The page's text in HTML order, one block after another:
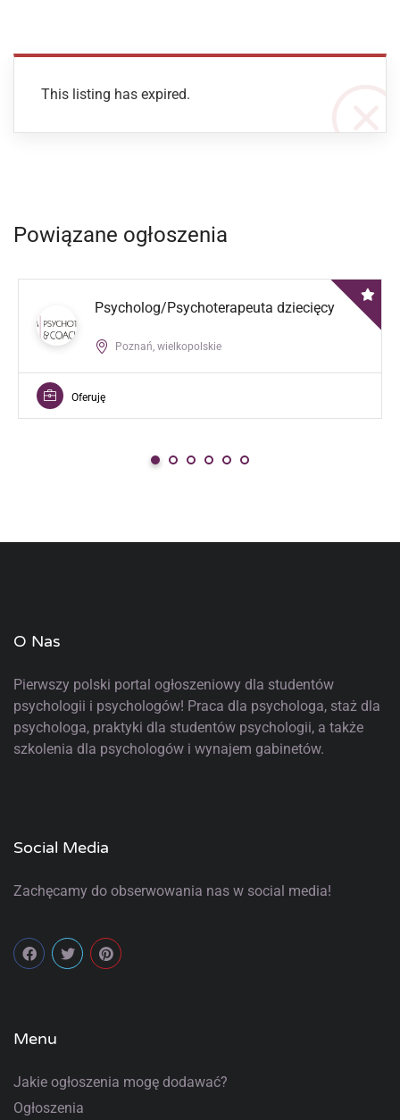
This listing has expired.
Powiązane ogłoszenia
Psycholog/Psychoterapeuta dziecięcy
Poznań, wielkopolskie
Oferuję
O Nas
Pierwszy polski portal ogłoszeniowy dla studentów
psychologii i psychologów! Praca dla psychologa, staż dla
psychologa, praktyki dla studentów psychologii, a także
szkolenia dla psychologów i wynajem gabinetów.
Social Media
Zachęcamy do obserwowania nas w social media!
Menu
Jakie ogłoszenia mogę dodawać?
Ogłoszenia